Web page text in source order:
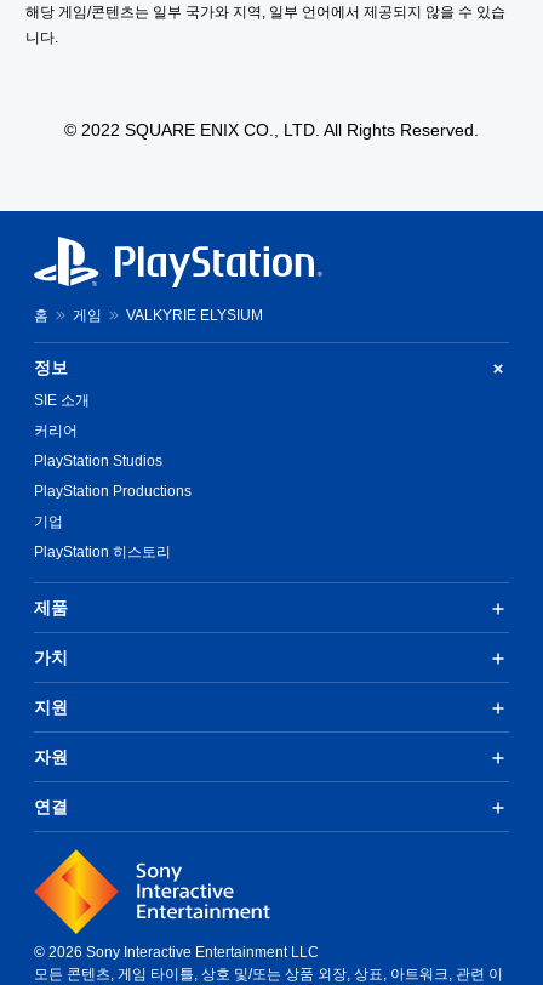
해당 게임/콘텐츠는 일부 국가와 지역, 일부 언어에서 제공되지 않을 수 있습
니다.
© 2022 SQUARE ENIX CO., LTD. All Rights Reserved.
홈 게임 VALKYRIE ELYSIUM
정보
SIE 소개
커리어
PlayStation Studios
PlayStation Productions
기업
PlayStation 히스토리
제품
가치
지원
자원
연결
© 2026 Sony Interactive Entertainment LLC
모든 콘텐츠, 게임 타이틀, 상호 및/또는 상품 외장, 상표, 아트워크, 관련 이